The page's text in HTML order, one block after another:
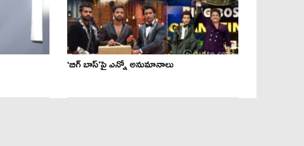
‘బిగ్ బాస్’పై ఎన్నో అనుమానాలు